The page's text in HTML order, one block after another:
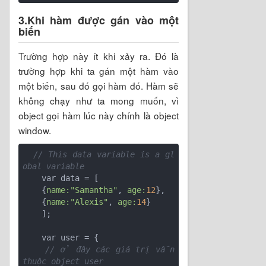
3.Khi hàm được gán vào một
biến
Trường hợp này ít khi xảy ra. Đó là
trường hợp khi ta gán một hàm vào
một biến, sau đó gọi hàm đó. Hàm sẽ
không chạy như ta mong muốn, vì
object gọi hàm lúc này chính là object
window.
// This data variable is a gl
obal variable
    {
name: "Samantha" , age: 12},
    {
name: "Alexis" , age: 14}
// ở đây các giá trị vẫn
thuộc object user